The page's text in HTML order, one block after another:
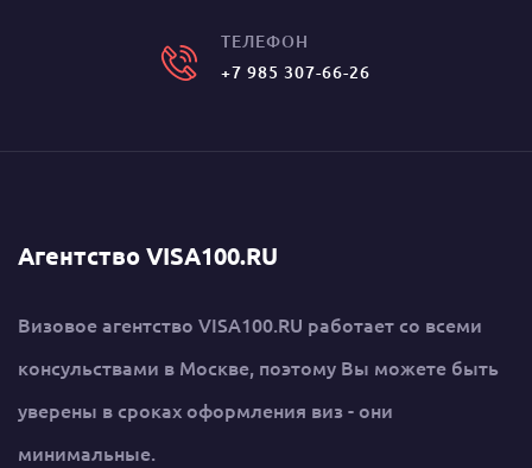
ТЕЛЕФОН
+7 985 307-66-26
Агентство VISA100.RU
Визовое агентство VISA100.RU работает со всеми
консульствами в Москве, поэтому Вы можете быть
уверены в сроках оформления виз - они
минимальные.